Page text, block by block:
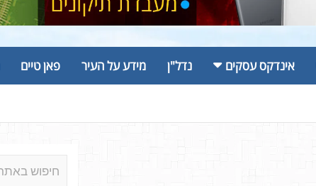
אינדקס עסקים נדל"ן מידע על העיר פאן טיים